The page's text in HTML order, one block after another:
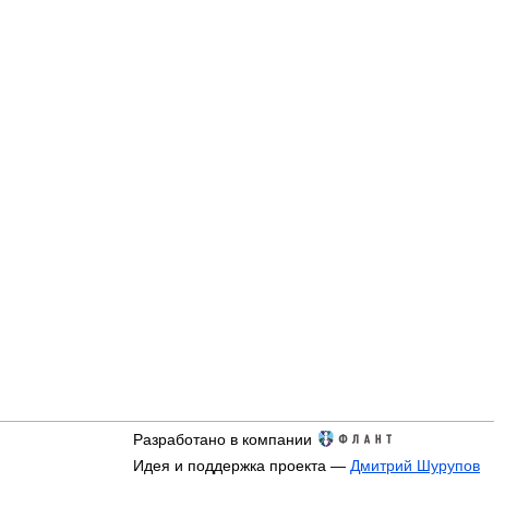
Разработано в компании
Идея и поддержка проекта — Дмитрий Шурупов